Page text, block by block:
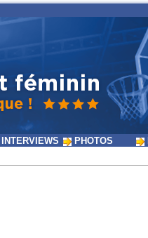
INTERVIEWS PHOTOS